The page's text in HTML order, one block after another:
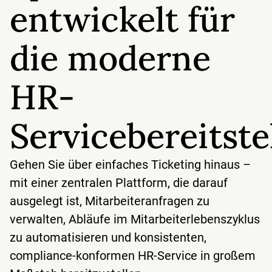
entwickelt für
die moderne
HR-
Gehen Sie über einfaches Ticketing hinaus –
mit einer zentralen Plattform, die darauf
ausgelegt ist, Mitarbeiteranfragen zu
verwalten, Abläufe im Mitarbeiterlebenszyklus
zu automatisieren und konsistenten,
compliance-konformen HR-Service in großem